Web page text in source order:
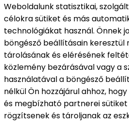
Weboldalunk statisztikai,
célokra sütiket és más
technológiákat használ. Önnek
böngésző beállításain keresztül
tárolásának és elérésének
közlemény bezárásával vagy a
használatával a böngésző
nélkül Ön hozzájárul ahhoz,
és megbízható partnerei
rögzítsenek és tároljanak az